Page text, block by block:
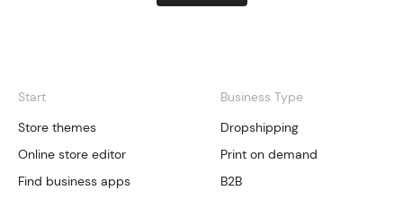
Start
Store themes
Online store editor
Find business apps
Business Type
Dropshipping
Print on demand
B2B